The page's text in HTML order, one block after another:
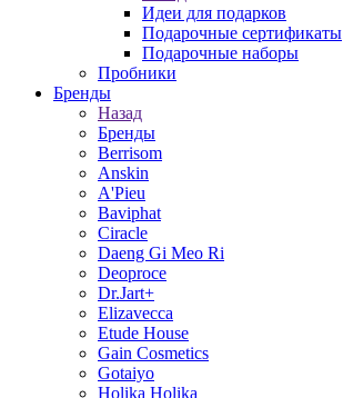
Идеи для подарков
Подарочные сертификаты
Подарочные наборы
Пробники
Бренды
Назад
Бренды
Berrisom
Anskin
A'Pieu
Baviphat
Ciracle
Daeng Gi Meo Ri
Deoproce
Dr.Jart+
Elizavecca
Etude House
Gain Cosmetics
Gotaiyo
Holika Holika